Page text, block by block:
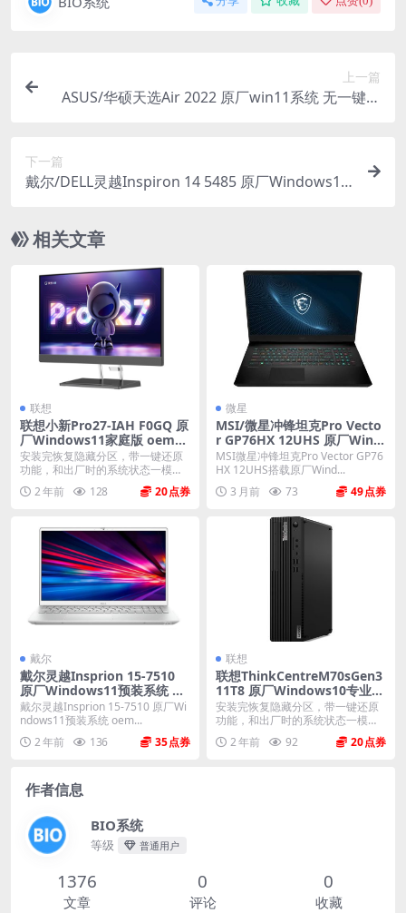
上一篇
ASUS/华硕天选Air 2022 原厂win11系统 无一键还
下一篇
戴尔/DELL灵越Inspiron 14 5485 原厂Windows10
相关文章
联想
联想小新Pro27-IAH F0GQ 原
厂Windows11家庭版 oem系
统镜像下载
安装完恢复隐藏分区，带一键还原
功能，和出厂时的系统状态一模一
样。 机型(MTM)...
2 年前 128 20
微星
MSI/微星冲锋坦克Pro Vecto
r GP76HX 12UHS 原厂Wind
ows11 21H2系统 oem系统下
载 不带F3一键恢复
MSI微星冲锋坦克Pro Vector GP76
HX 12UHS搭载原厂Wind...
3 月前
73 49
戴尔
戴尔灵越Insprion 15-7510
原厂Windows11预装系统 oe
m系统 不带F12一键还原
戴尔灵越Insprion 15-7510 原厂Wi
ndows11预装系统 oem...
2 年前
136 35
联想
联想ThinkCentreM70sGen3
11T8 原厂Windows10专业版
oem系统镜像下载
安装完恢复隐藏分区，带一键还原
功能，和出厂时的系统状态一模一
样。 机型(MTM)...
2 年前 92 20
作者信息
BIO系统
等级 普通用户
1376
文章
0
评论
0
收藏